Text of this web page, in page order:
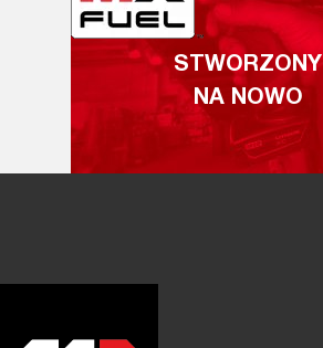
STWORZONY
NA NOWO